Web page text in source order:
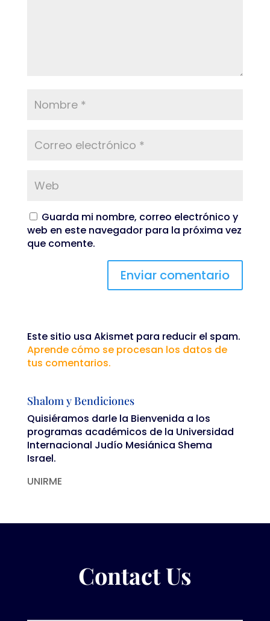
Guarda mi nombre, correo electrónico y
web en este navegador para la próxima vez
que comente.
Este sitio usa Akismet para reducir el spam.
Aprende cómo se procesan los datos de
tus comentarios.
Shalom y Bendiciones
Quisiéramos darle la Bienvenida a los
programas académicos de la Universidad
Internacional Judío Mesiánica Shema
Israel.
UNIRME
Contact Us